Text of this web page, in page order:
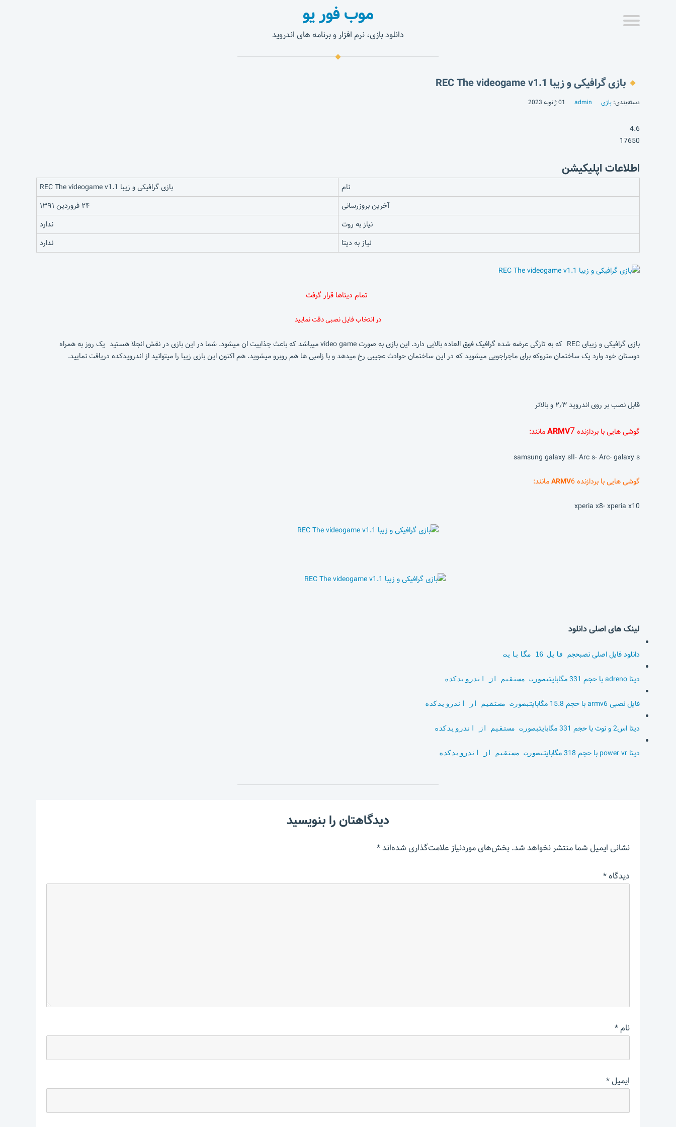
موب فور یو
دانلود بازی، نرم افزار و برنامه های اندروید
بازی گرافیکی و زیبا REC The videogame v1.1
دسته‌بندی: بازی admin 01 ژانویه 2023
4.6
17650
اطلاعات اپلیکیشن
نام
بازی گرافیکی و زیبا REC The videogame v1.1
آخرین بروزرسانی
۲۴ فروردین ۱۳۹۱
نیاز به روت
ندارد
نیاز به دیتا
ندارد
تمام دیتاها قرار گرفت
در انتخاب فایل نصبی دقت نمایید
بازی گرافیکی و زیبای REC که به تازگی عرضه شده گرافیک فوق العاده بالایی دارد. این بازی به صورت video game میباشد که باعث جذابیت ان میشود. شما در این بازی در نقش انجلا هستید یک روز به همراه
دوستان خود وارد یک ساختمان متروکه برای ماجراجویی میشوید که در این ساختمان حوادث عجیبی رخ میدهد و با زامبی ها هم روبرو میشوید. هم اکنون این بازی زیبا را میتوانید از اندرویدکده دریافت نمایید.
قابل نصب بر روی اندروید ۲٫۳ و بالاتر
گوشی هایی با بردازنده ARMV7 مانند:
samsung galaxy sII- Arc s- Arc- galaxy s
گوشی هایی با بردازنده ARMV6 مانند:
xperia x8- xperia x10
لینک های اصلی دانلود
دانلود فایل اصلی نصبحجم فایل 16 مگابایت
دیتا adreno با حجم 331 مگابایت بصورت مستقیم از اندرویدکده
فایل نصبی armv6 با حجم 15.8 مگابایت بصورت مستقیم از اندرویدکده
دیتا اس2 و نوت با حجم 331 مگابایت بصورت مستقیم از اندرویدکده
دیتا power vr با حجم 318 مگابایت بصورت مستقیم از اندرویدکده
دیدگاهتان را بنویسید
نشانی ایمیل شما منتشر نخواهد شد.بخش‌های موردنیاز علامت‌گذاری شده‌اند*
دیدگاه*
نام*
ایمیل*